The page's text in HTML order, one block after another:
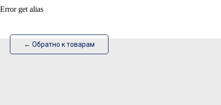
ИзотехПро
← Обратно к товарам
Error get alias